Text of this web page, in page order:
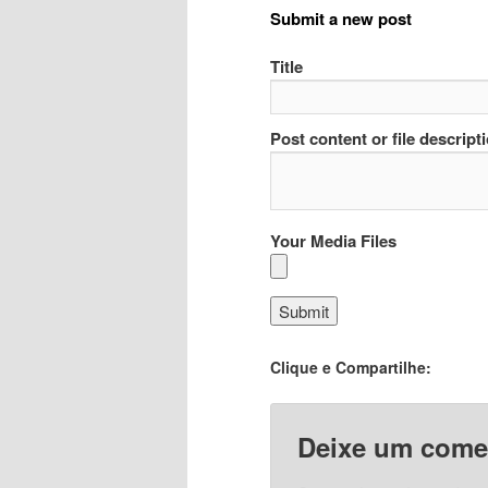
Submit a new post
Title
Post content or file
Your Media Files
Clique e Compartilhe:
Deixe um